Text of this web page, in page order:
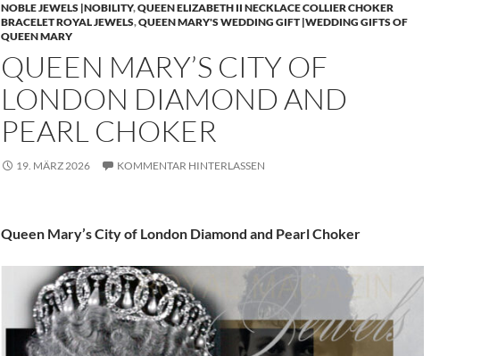
NOBLE JEWELS |NOBILITY,QUEEN ELIZABETH II NECKLACE COLLIER CHOKER
BRACELET ROYAL JEWELS,QUEEN MARY'S WEDDING GIFT |WEDDING GIFTS OF
QUEEN MARY
QUEEN MARY’S CITY OF
LONDON DIAMOND AND
PEARL CHOKER
19. MÄRZ 2026 KOMMENTAR HINTERLASSEN
Queen Mary’s City of London Diamond and Pearl Choker